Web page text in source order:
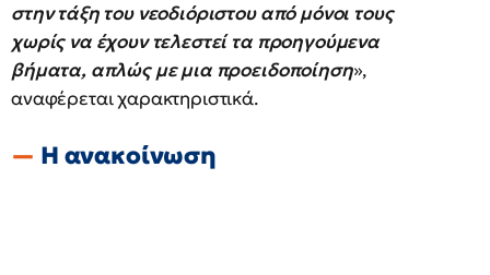
στην τάξη του νεοδιόριστου από μόνοι τους
χωρίς να έχουν τελεστεί τα προηγούμενα
βήματα, απλώς με μια προειδοποίηση»,
αναφέρεται χαρακτηριστικά.
Η ανακοίνωση